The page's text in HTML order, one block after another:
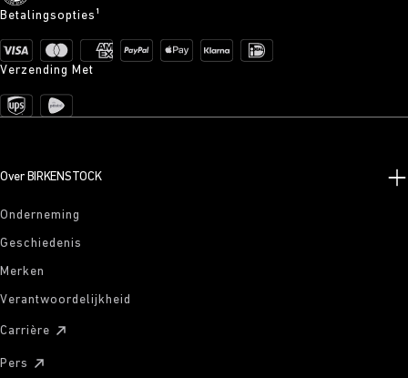
Betalingsopties¹
Verzending Met
Over BIRKENSTOCK
Onderneming
Geschiedenis
Merken
Verantwoordelijkheid
Carrière
Pers